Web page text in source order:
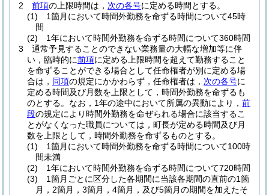
2
前項の上限時間は， 次の各号に定める時間とする。
(1)
1箇月において時間外勤務を命ずる時間について45時
間
(2)
1年において時間外勤務を命ずる時間について360時間
3
通常予見することのできない業務量の大幅な増加等に伴
い，臨時的に前項に定める上限時間を超えて勤務すること
を命ずることができる場合として任命権者が別に定める場
合は， 同項の規定にかかわらず，任命権者は， 次の各号に
定める時間及び月数を上限として，時間外勤務を命ずるも
のとする。 なお，1年の途中において所属の異動により， 前
段の規定により時間外勤務を命ぜられる場合に該当するこ
とがなくなった職員については，町長が定める時間及び月
数を上限として，時間外勤務を命ずるものとする。
(1)
1箇月において時間外勤務を命ずる時間について100時
間未満
(2)
1年において時間外勤務を命ずる時間について720時間
(3)
1箇月ごとに区分した各期間に当該各期間の直前の1箇
月，2箇月，3箇月，4箇月，及び5箇月の期間を加えたそ